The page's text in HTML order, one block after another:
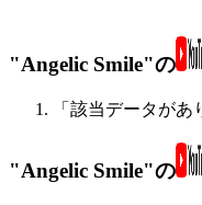
"Angelic Smile"の
「該当データがあ
"Angelic Smile"の